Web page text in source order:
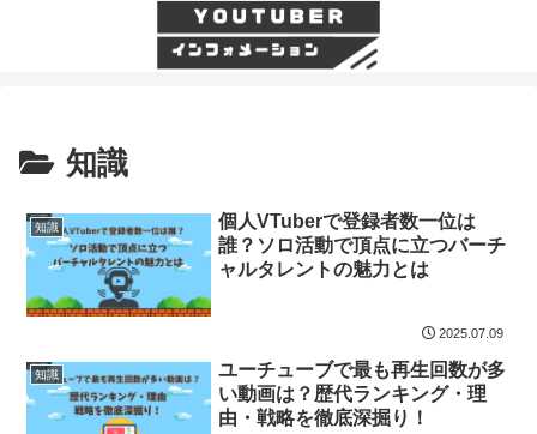
知識
知識
個人VTuberで登録者数一位は
誰？ソロ活動で頂点に立つバーチ
ャルタレントの魅力とは
2025.07.09
知識
ユーチューブで最も再生回数が多
い動画は？歴代ランキング・理
由・戦略を徹底深掘り！